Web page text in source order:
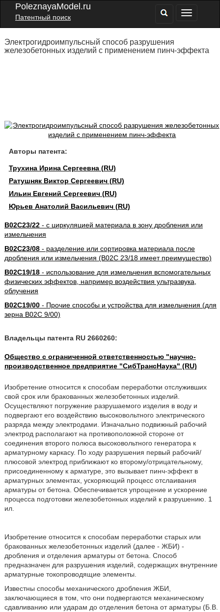
PoleznayaModel.ru
Патентный поиск
Электрогидроимпульсный способ разрушения
железобетонных изделий с применением пинч-эффекта
Авторы патента:
Трухина Ирина Сергеевна (RU)
Ратушняк Виктор Сергеевич (RU)
Ильин Евгений Сергеевич (RU)
Юрьев Анатолий Васильевич (RU)
B02C23/22- с циркуляцией материала в зону дробления или
измельчения
B02C23/08- разделение или сортировка материала после
дробления или измельчения (B02C 23/18 имеет преимущество)
B02C19/18- использование для измельчения вспомогательных
физических эффектов, например воздействия ультразвука,
облучения
B02C19/00- Прочие способы и устройства для измельчения (для
зерна B02C 9/00)
Владельцы патента RU 2660260:
Общество с ограниченной ответственностью "научно-
производственное предприятие "СибТрансНаука" (RU)
Изобретение относится к способам переработки отслуживших
свой срок или бракованных железобетонных изделий.
Осуществляют погружение разрушаемого изделия в воду и
подвергают его воздействию высоковольтного электрического
разряда между электродами. Изначально подвижный рабочий
электрод располагают на противоположной стороне от
соединения второго полюса высоковольтного генератора к
арматурному каркасу. По ходу разрушения первый рабочий/
плюсовой электрод приближают ко второму/отрицательному,
присоединенному к арматуре, это вызывает пинч-эффект в
арматурных элементах, ускоряющий процесс отслаивания
арматуры от бетона. Обеспечивается упрощение и ускорение
процесса подготовки железобетонных изделий к разрушению. 1
ил.
Изобретение относится к способам переработки старых или
бракованных железобетонных изделий (далее - ЖБИ) -
дробления и отделения арматуры от бетона. Способ
предназначен для разрушения изделий, содержащих внутренние
арматурные токопроводящие элементы.
Известны способы механического дробления ЖБИ,
заключающиеся в том, что они подвергаются механическому
сдавливанию или ударам до отделения бетона от арматуры (Б.В.